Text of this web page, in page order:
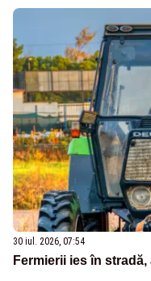
30 iul. 2026, 07:54
Fermierii ies în